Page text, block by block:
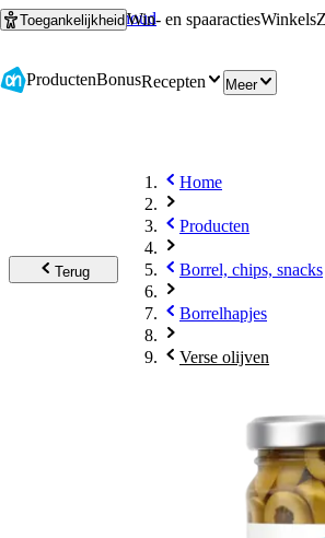
Ga naar hoofdinhoud
Ga naar zoeken
ToegankelijkheidWin- en spaaractiesWinkels
ProductenBonusRecepten Meer
Terug
Home
Producten
Borrel, chips, snacks
Borrelhapjes
Verse olijven